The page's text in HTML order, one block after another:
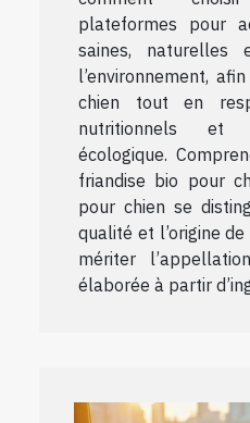
plateformes pour
saines, naturelles
l’environnement,
chien tout en
nutritionnels et
écologique.
friandise bio pour
pour chien se
qualité et l’origine
mériter
élaborée à partir